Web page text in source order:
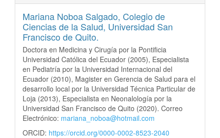
Mariana Noboa Salgado, Colegio de
Ciencias de la Salud, Universidad San
Francisco de Quito.
Doctora en Medicina y Cirugía por la Pontificia
Universidad Católica del Ecuador (2005), Especialista
en Pediatría por la Universidad Internacional del
Ecuador (2010), Magister en Gerencia de Salud para el
desarrollo local por la Universidad Técnica Particular de
Loja (2013), Especialista en Neonalología por la
Universidad San Francisco de Quito (2020). Correo
Electrónico: mariana_noboa@hotmail.com
ORCID: https://orcid.org/0000-0002-8523-2040